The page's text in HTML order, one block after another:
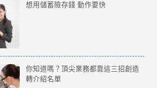
想用儲蓄險存錢 動作要快
你知道嗎？頂尖業務都靠這三招創造
轉介紹名單